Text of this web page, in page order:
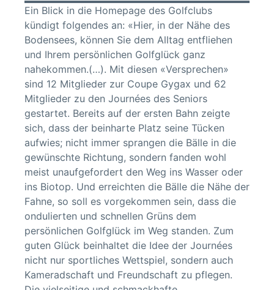
Ein Blick in die Homepage des Golfclubs
kündigt folgendes an: «Hier, in der Nähe des
Bodensees, können Sie dem Alltag entfliehen
und Ihrem persönlichen Golfglück ganz
nahekommen.(…). Mit diesen «Versprechen»
sind 12 Mitglieder zur Coupe Gygax und 62
Mitglieder zu den Journées des Seniors
gestartet. Bereits auf der ersten Bahn zeigte
sich, dass der beinharte Platz seine Tücken
aufwies; nicht immer sprangen die Bälle in die
gewünschte Richtung, sondern fanden wohl
meist unaufgefordert den Weg ins Wasser oder
ins Biotop. Und erreichten die Bälle die Nähe der
Fahne, so soll es vorgekommen sein, dass die
ondulierten und schnellen Grüns dem
persönlichen Golfglück im Weg standen. Zum
guten Glück beinhaltet die Idee der Journées
nicht nur sportliches Wettspiel, sondern auch
Kameradschaft und Freundschaft zu pflegen.